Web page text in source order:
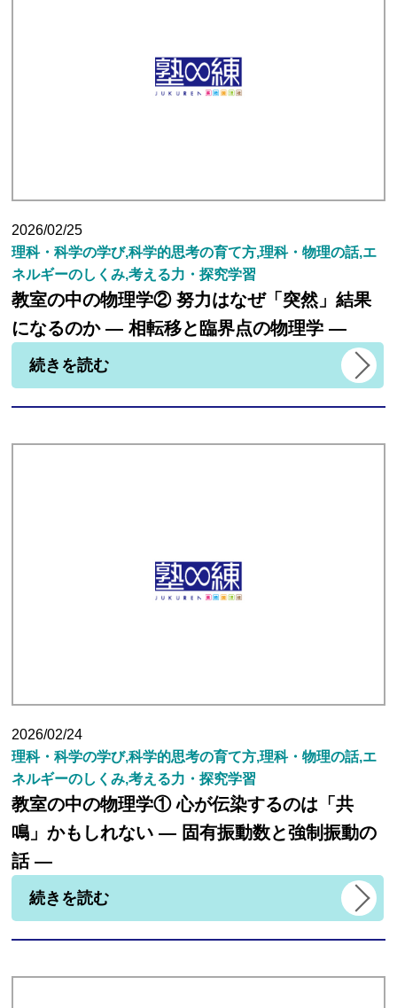
2026/02/25
理科・科学の学び,科学的思考の育て方,理科・物理の話,エ
ネルギーのしくみ,考える力・探究学習
教室の中の物理学② 努力はなぜ「突然」結果
になるのか ― 相転移と臨界点の物理学 ―
続きを読む
2026/02/24
理科・科学の学び,科学的思考の育て方,理科・物理の話,エ
ネルギーのしくみ,考える力・探究学習
教室の中の物理学① 心が伝染するのは「共
鳴」かもしれない ― 固有振動数と強制振動の
話 ―
続きを読む